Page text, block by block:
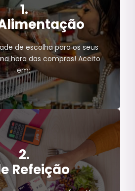
1.
de escolha para os seus
hora das compras! Aceito
em:
2.
Refeição